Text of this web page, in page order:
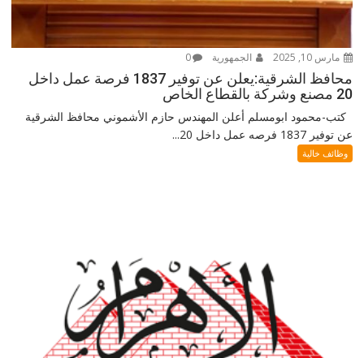
مارس 10, 2025 الجمهورية 0
محافظ الشرقية:يعلن عن توفير 1837 فرصة عمل داخل
20 مصنع وشركة بالقطاع الخاص
كتب-محمود ابومسلم أعلن المهندس حازم الأشموني محافظ الشرقية
عن توفير 1837 فرصه عمل داخل 20...
وظائف خالية